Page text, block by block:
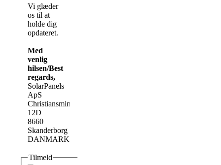
Vi glæder
os til at
holde dig
opdateret.
Med
venlig
hilsen/Best
regards,
SolarPanels
ApS
Christiansmindevej
12D
8660
Skanderborg
DANMARK
Tilmeld